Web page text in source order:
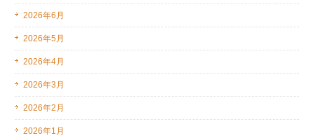
2026年6月
2026年5月
2026年4月
2026年3月
2026年2月
2026年1月